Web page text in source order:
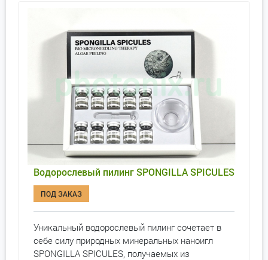
Водорослевый пилинг SPONGILLA SPICULES
ПОД ЗАКАЗ
Уникальный водорослевый пилинг сочетает в
себе силу природных минеральных наноигл
SPONGILLA SPICULES, получаемых из